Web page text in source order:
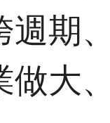
週期
做大